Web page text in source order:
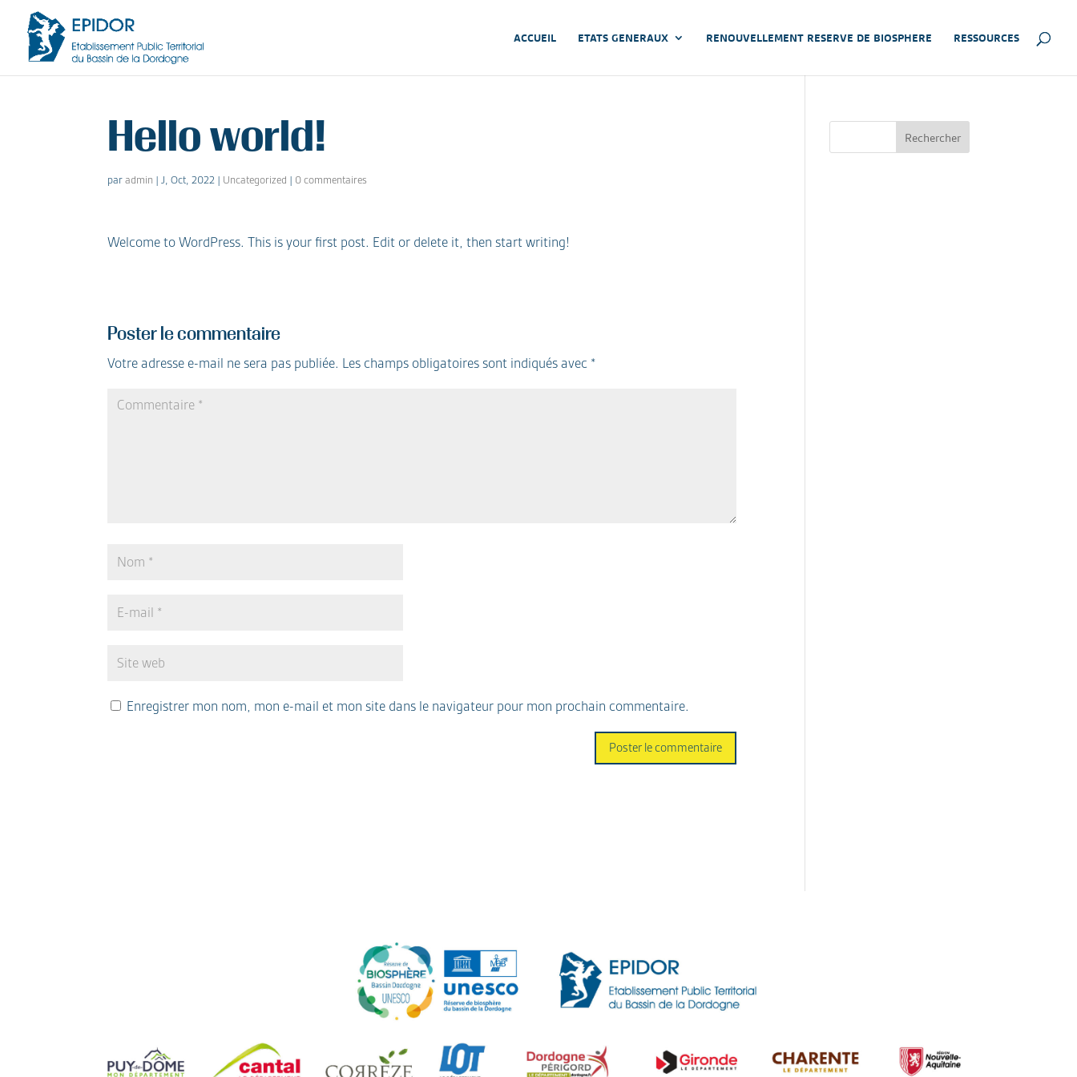
ACCUEIL ETATS GENERAUX RENOUVELLEMENT RESERVE DE BIOSPHERE RESSOURCES
Hello world!
paradmin |J, Oct, 2022 | Uncategorized | 0 commentaires
Welcome to WordPress. This is your first post. Edit or delete it, then start writing!
Poster le commentaire
Votre adresse e-mail ne sera pas publiée. Les champs obligatoires sont indiqués avec *
Enregistrer mon nom, mon e-mail et mon site dans le navigateur pour mon prochain commentaire.
Rechercher